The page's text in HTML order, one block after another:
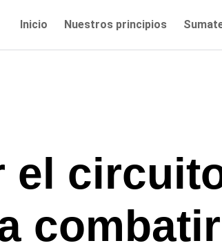
Inicio Nuestros principios
el